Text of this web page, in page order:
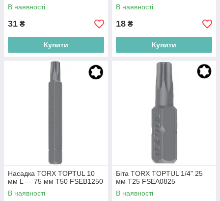
В наявності
31 ₴
Купити
В наявності
18 ₴
Купити
Насадка TORX TOPTUL 10
мм L — 75 мм T50 FSEB1250
В наявності
Біта TORX TOPTUL 1/4" 25
мм T25 FSEA0825
В наявності